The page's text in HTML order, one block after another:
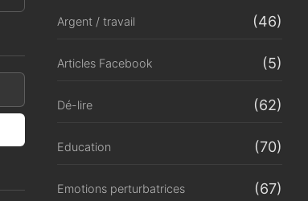
Argent / travail (46)
Articles Facebook (5)
Dé-lire (62)
Education (70)
Emotions perturbatrices (67)